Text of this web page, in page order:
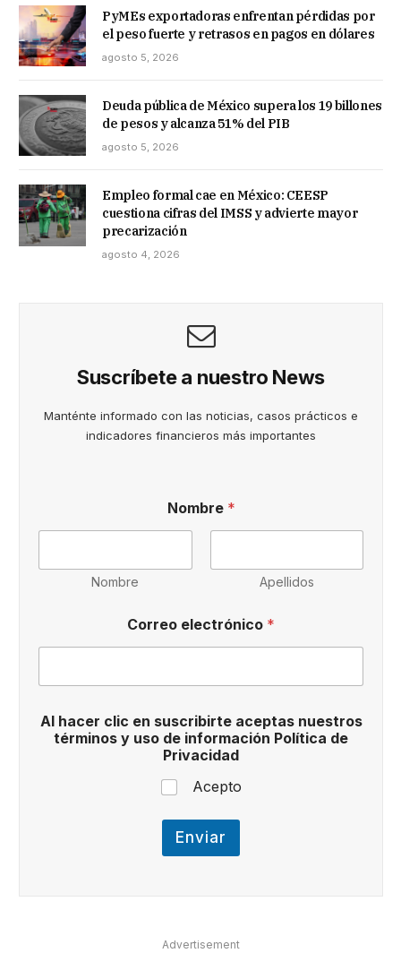
PyMEs exportadoras enfrentan pérdidas por
el peso fuerte y retrasos en pagos en dólares
agosto 5, 2026
Deuda pública de México supera los 19 billones
de pesos y alcanza 51% del PIB
agosto 5, 2026
Empleo formal cae en México: CEESP
cuestiona cifras del IMSS y advierte mayor
precarización
agosto 4, 2026
Suscríbete a nuestro News
Manténte informado con las noticias, casos prácticos e
indicadores financieros más importantes
Nombre *
Nombre Apellidos
u
s
b
i
r
t
e
o
m
Correo electrónico *
Al hacer clic en suscribirte aceptas nuestros
términos y uso de información Política de
Privacidad
Acepto
Enviar
Advertisement